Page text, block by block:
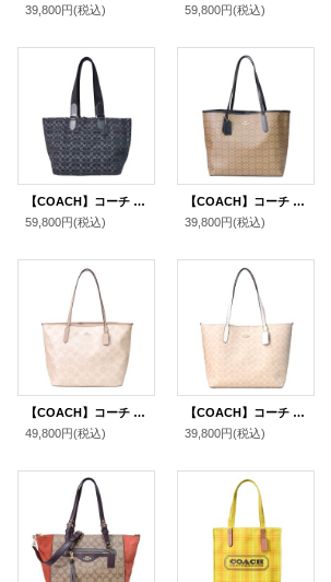
39,800円(税込)
59,800円(税込)
【COACH】コーチ バッグ メンズ デニム レザー シグネチャー スモール ツアー ダブル ハンドル 2way トートバッグ ハンドバッグ ブラック〔日本未発売〕
59,800円(税込)
【COACH】コーチ コーティングキャンバス レザー シグネチャー マイクロ シティ トートバッグ カーキ×ブラック〔日本未発売〕
39,800円(税込)
【COACH】コーチ バッグ トート コーティングキャンバス レザー シグネチャー ロゴ ラージ シティ トートバッグ サンド×トープ〔日本未発売〕
49,800円(税込)
【COACH】コーチ バッグ コーティングキャンバス レザー シグネチャー ロゴ シティ トートバッグ サンド×チャーク〔日本未発売〕
39,800円(税込)